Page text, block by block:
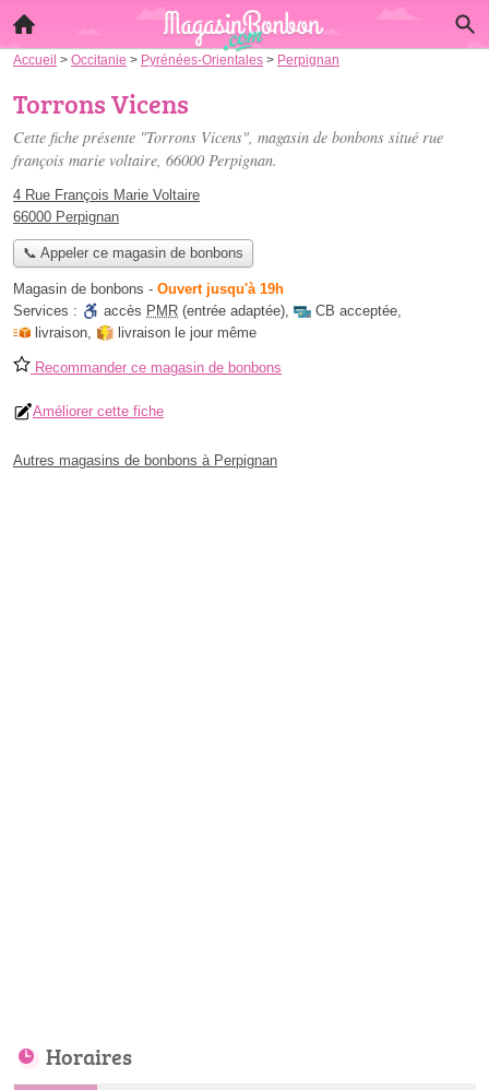
Accueil > Occitanie > Pyrénées-Orientales > Perpignan
Torrons Vicens
Cette fiche présente "Torrons Vicens", magasin de bonbons situé rue
françois marie voltaire, 66000 Perpignan.
4 Rue François Marie Voltaire
66000 Perpignan
📞 Appeler ce magasin de bonbons
Magasin de bonbons - Ouvert jusqu'à 19h
Services :
accès PMR (entrée adaptée), CB acceptée,
livraison, livraison le jour même
Recommander ce magasin de bonbons
Améliorer cette fiche
Autres magasins de bonbons à Perpignan
Horaires